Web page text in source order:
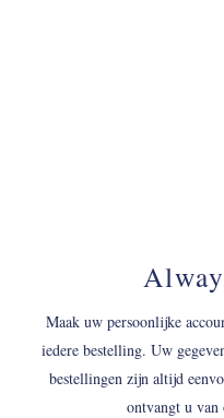
Maak uw persoonlijke
iedere bestelling. Uw
bestellingen zijn altijd
ontvangt u van